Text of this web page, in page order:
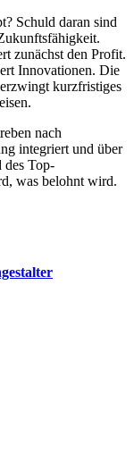
Schuld daran sind
zunächst den Profit.
Innovationen. Die
kurzfristiges
nach
integriert und über
des Top-
was belohnt wird.